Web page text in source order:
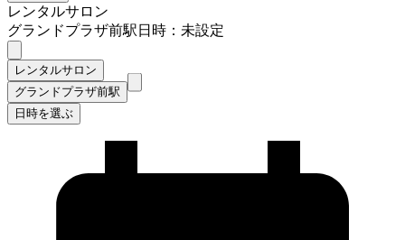
レンタルサロン
グランドプラザ前駅日時：未設定
レンタルサロン
グランドプラザ前駅
日時を選ぶ